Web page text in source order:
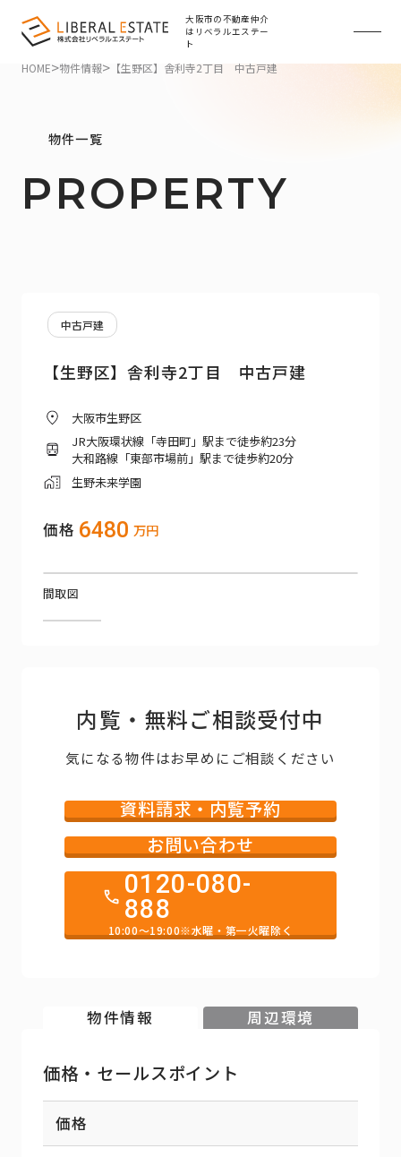
大阪市の不動産仲介
はリベラルエステー
ト
HOME>物件情報>【生野区】舎利寺2丁目 中古戸建
物件一覧
PROPERTY
中古戸建
【生野区】舎利寺2丁目 中古戸建
大阪市生野区
JR大阪環状線「寺田町」駅まで徒歩約23分
大和路線「東部市場前」駅まで徒歩約20分
生野未来学園
価格 6480 万円
間取図
内覧・無料ご相談受付中
気になる物件はお早めにご相談ください
資料請求・内覧予約
お問い合わせ
0120-080-
888
10:00～19:00※水曜・第一火曜除く
物件情報 周辺環境
価格・セールスポイント
価格